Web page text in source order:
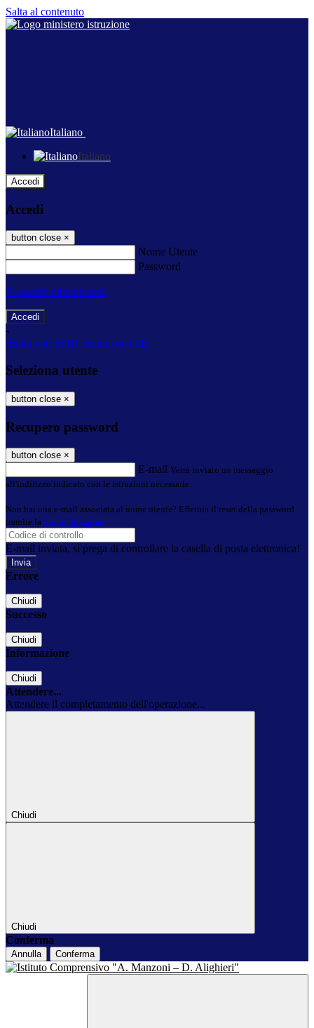
Salta al contenuto
Italiano
Italiano
Accedi
Accedi
button close ×
Nome Utente
Password
Password dimenticata?
-
Entra con SPID Entra con CIE
Seleziona utente
button close ×
Recupero password
button close ×
E-mail Verrà inviato un messaggio
all'indirizzo indicato con le istruzioni necessarie.
Non hai una e-mail associata al nome utente? Effettua il reset della password
tramite la Login Spaggiari
E-mail inviata, si prega di controllare la casella di posta elettronica!
Errore
Chiudi
Successo
Chiudi
Informazione
Chiudi
Attendere...
Attendere il completamento dell'operazione...
Chiudi
Chiudi
Conferma
Annulla Conferma